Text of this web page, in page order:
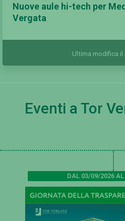
Nuove aule hi-tech per
Vergata
Ultima modifica il
Eventi a Tor
DAL 03/09/2026